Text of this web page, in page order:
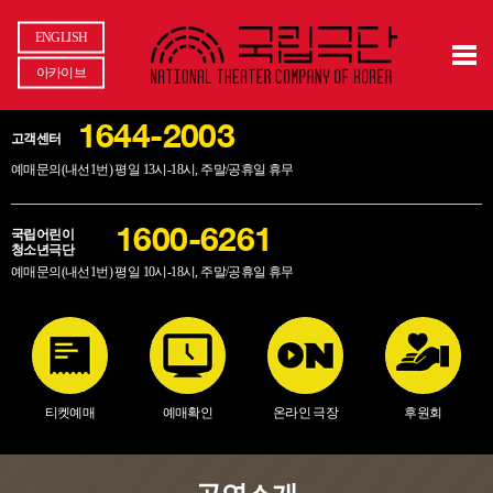
ENGLISH
아카이브
고객센터 1644-2003
예매문의(내선1번) 평일 13시-18시, 주말/공휴일 휴무
국립어린이
청소년극단
1600-6261
예매문의(내선1번) 평일 10시-18시, 주말/공휴일 휴무
티켓예매 예매확인 온라인 극장 후원회